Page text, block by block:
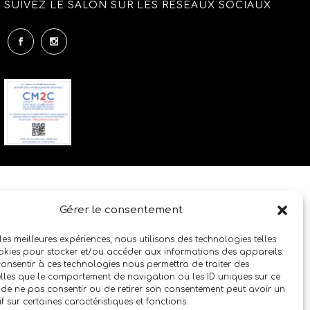
Gérer le consentement
meilleures expériences, nous utilisons des technologies telles
pour stocker et/ou accéder aux informations des appareils.
à ces technologies nous permettra de traiter des
que le comportement de navigation ou les ID uniques sur ce
de ne pas consentir ou de retirer son consentement peut avoir un
sur certaines caractéristiques et fonctions.
SUIVEZ LE SALON SUR LES RÉSEAUX SOCIAUX